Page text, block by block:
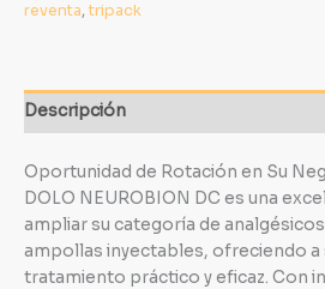
reventa,tripack
Descripción
Oportunidad de Rotación en Su
DOLO NEUROBION DC es una
ampliar su categoría de
ampollas inyectables, ofreciendo a
tratamiento práctico y eficaz. Con